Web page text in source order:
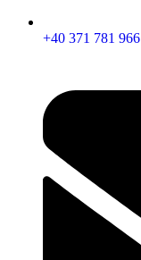
+40 371 781 966